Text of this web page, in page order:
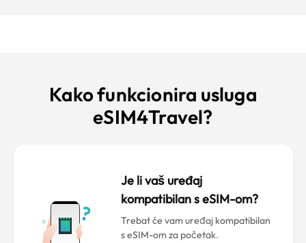
Kako funkcionira usluga
eSIM4Travel?
Je li vaš uređaj
kompatibilan s eSIM-om?
Trebat će vam uređaj kompatibilan
s eSIM-om za početak.